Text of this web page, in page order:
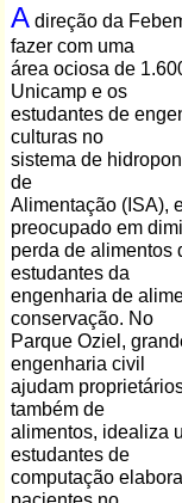
A direção da
fazer com uma
área ociosa de
Unicamp e os
estudantes de
culturas no
sistema de
de
Alimentação (ISA),
preocupado em
perda de alimentos
estudantes da
engenharia de
conservação. No
Parque Oziel,
engenharia civil
ajudam
também de
alimentos, idealiza
estudantes de
computação